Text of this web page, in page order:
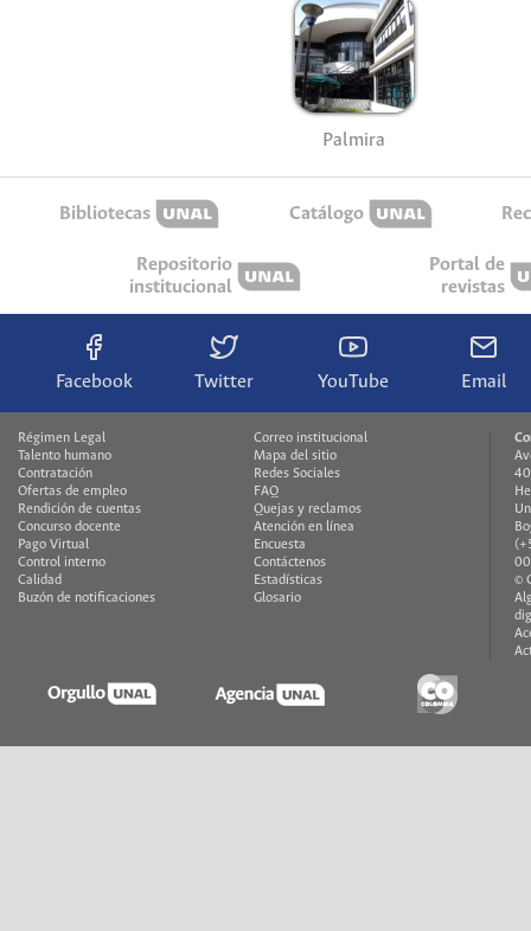
Palmira
Bibliotecas Catálogo
Repositorio
institucional
Portal de
revistas
Facebook Twitter YouTube Email
Régimen Legal
Talento humano
Contratación
Ofertas de empleo
Rendición de cuentas
Concurso docente
Pago Virtual
Control interno
Calidad
Buzón de notificaciones
Correo institucional
Mapa del sitio
Redes Sociales
FAQ
Quejas y reclamos
Atención en línea
Encuesta
Contáctenos
Estadísticas
Glosario
©